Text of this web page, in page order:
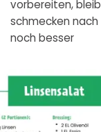
vorbereiten,
schmecken nach
noch besser